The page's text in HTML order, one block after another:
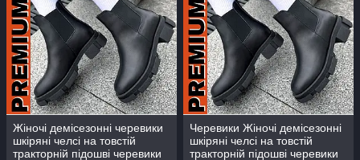
Жіночі демісезонні черевики
шкіряні челсі на товстій
тракторній підошві черевики
Черевики Жіночі демісезонні
шкіряні челсі на товстій
тракторній підошві черевики